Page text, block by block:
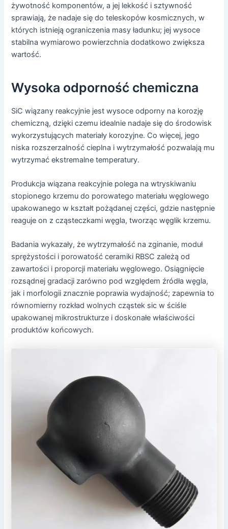
żywotność komponentów, a jej lekkość i sztywność
sprawiają, że nadaje się do teleskopów kosmicznych, w
których istnieją ograniczenia masy ładunku; jej wysoce
stabilna wymiarowo powierzchnia dodatkowo zwiększa
wartość.
Wysoka odporność chemiczna
SiC wiązany reakcyjnie jest wysoce odporny na korozję
chemiczną, dzięki czemu idealnie nadaje się do środowisk
wykorzystujących materiały korozyjne. Co więcej, jego
niska rozszerzalność cieplna i wytrzymałość pozwalają mu
wytrzymać ekstremalne temperatury.
Produkcja wiązana reakcyjnie polega na wtryskiwaniu
stopionego krzemu do porowatego materiału węglowego
upakowanego w kształt pożądanej części, gdzie następnie
reaguje on z cząsteczkami węgla, tworząc węglik krzemu.
Badania wykazały, że wytrzymałość na zginanie, moduł
sprężystości i porowatość ceramiki RBSC zależą od
zawartości i proporcji materiału węglowego. Osiągnięcie
rozsądnej gradacji zarówno pod względem źródła węgla,
jak i morfologii znacznie poprawia wydajność; zapewnia to
równomierny rozkład wolnych cząstek sic w ściśle
upakowanej mikrostrukturze i doskonałe właściwości
produktów końcowych.